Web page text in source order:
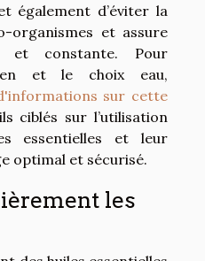
également d’éviter la
organismes et assure
et constante. Pour
et le choix eau,
sur cette
ciblés sur l’utilisation
essentielles et leur
optimal et sécurisé.
les